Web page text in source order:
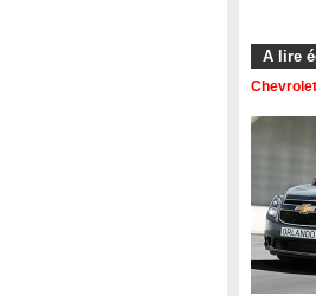
A lire